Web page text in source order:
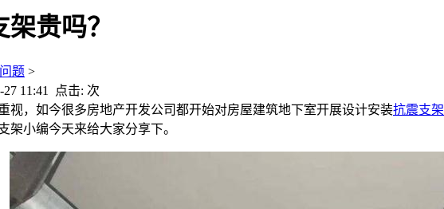
贵吗？
题 >
27 11:41 点击: 次
视，如今很多房地产开发公司都开始对房屋建筑地下室开展设计安装抗震支架
架小编今天来给大家分享下。